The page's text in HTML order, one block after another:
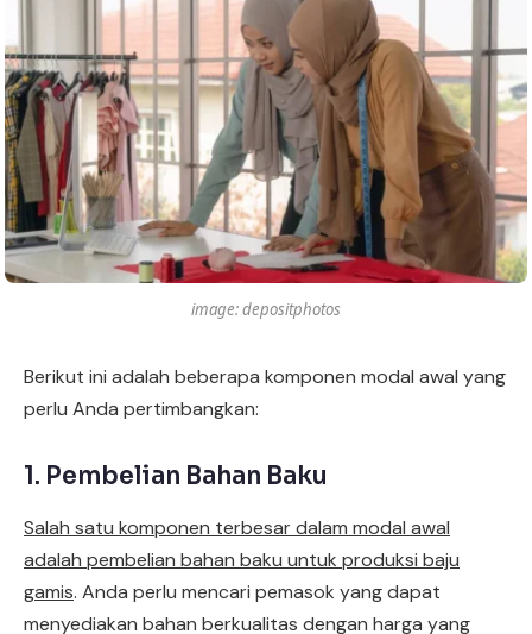
image: depositphotos
Berikut ini adalah beberapa komponen modal awal yang
perlu Anda pertimbangkan:
1. Pembelian Bahan Baku
Salah satu komponen terbesar dalam modal awal
adalah pembelian bahan baku untuk produksi baju
gamis. Anda perlu mencari pemasok yang dapat
menyediakan bahan berkualitas dengan harga yang